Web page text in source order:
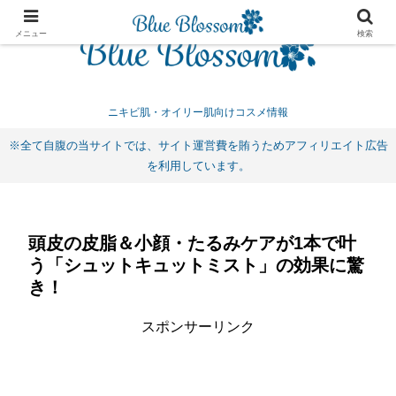
ニキビ肌・オイリー肌向けコスメ情報
※全て自腹の当サイトでは、サイト運営費を賄うためアフィリエイト広告
を利用しています。
頭皮の皮脂＆小顔・たるみケアが1本で叶
う「シュットキュットミスト」の効果に驚
き！
スポンサーリンク
メニュー 検索